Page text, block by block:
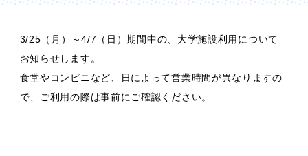
3/25（月）～4/7（日）期間中の、大学施設利用について
お知らせします。
食堂やコンビニなど、日によって営業時間が異なりますの
で、ご利用の際は事前にご確認ください。